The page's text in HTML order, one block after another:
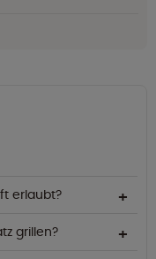
erlaubt?
grillen?